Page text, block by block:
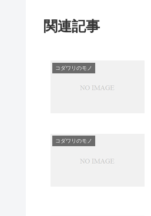
関連記事
コダワリのモノ
コダワリのモノ